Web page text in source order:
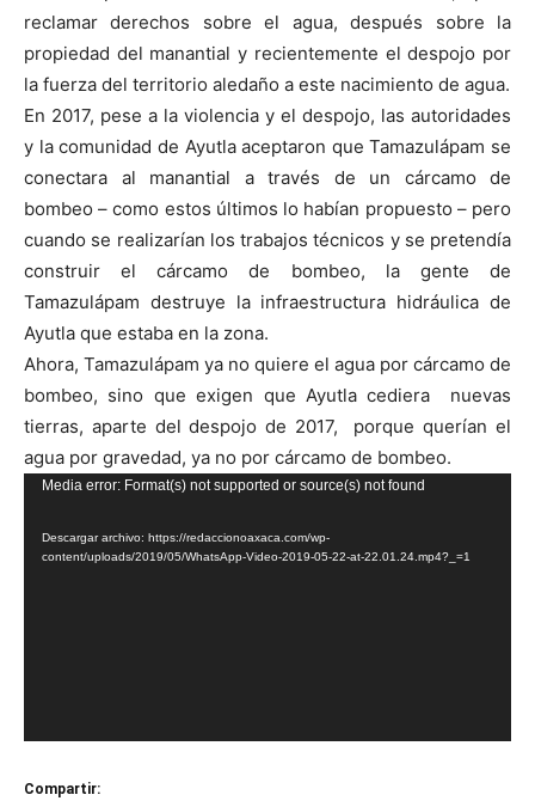
reclamar derechos sobre el agua, después sobre la
propiedad del manantial y recientemente el despojo por
la fuerza del territorio aledaño a este nacimiento de agua.
En 2017, pese a la violencia y el despojo, las autoridades
y la comunidad de Ayutla aceptaron que Tamazulápam se
conectara al manantial a través de un cárcamo de
bombeo – como estos últimos lo habían propuesto – pero
cuando se realizarían los trabajos técnicos y se pretendía
construir el cárcamo de bombeo, la gente de
Tamazulápam destruye la infraestructura hidráulica de
Ayutla que estaba en la zona.
Ahora, Tamazulápam ya no quiere el agua por cárcamo de
bombeo, sino que exigen que Ayutla cediera nuevas
tierras, aparte del despojo de 2017, porque querían el
agua por gravedad, ya no por cárcamo de bombeo.
Reproductor
vídeo
Media error: Format(s) not supported or source(s) not found
Descargar archivo: https://redaccionoaxaca.com/wp-
content/uploads/2019/05/WhatsApp-Video-2019-05-22-at-22.01.24.mp4?_=1
Compartir: